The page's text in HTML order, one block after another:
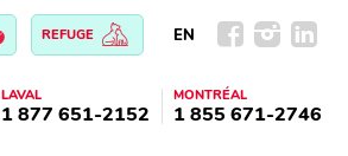
REFUGE EN
LAVAL
1 877 651-2152
MONTRÉAL
1 855 671-2746